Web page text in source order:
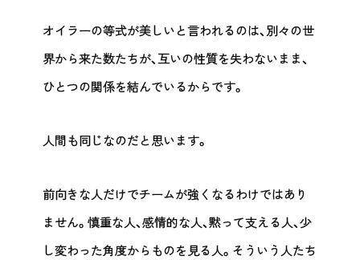
オイラーの等式が美しいと言われるのは、別々の世
界から来た数たちが、互いの性質を失わないまま、
ひとつの関係を結んでいるからです。
人間も同じなのだと思います。
前向きな人だけでチームが強くなるわけではあり
ません。慎重な人、感情的な人、黙って支える人、少
し変わった角度からものを見る人。そういう人たち